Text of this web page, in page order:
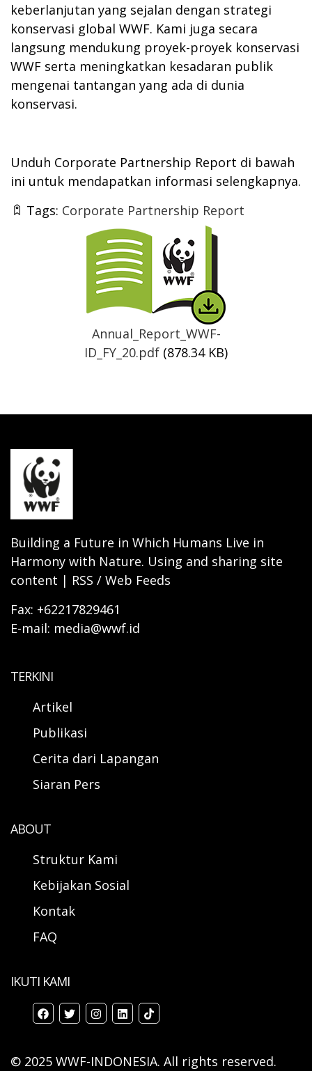
keberlanjutan yang sejalan dengan strategi
konservasi global WWF. Kami juga secara
langsung mendukung proyek-proyek konservasi
WWF serta meningkatkan kesadaran publik
mengenai tantangan yang ada di dunia
konservasi.
Unduh Corporate Partnership Report di bawah
ini untuk mendapatkan informasi selengkapnya.
Tags: Corporate Partnership Report
Thumbnail
Annual_Report_WWF-
ID_FY_20.pdf (878.34 KB)
Building a Future in Which Humans Live in
Harmony with Nature. Using and sharing site
content | RSS / Web Feeds
Fax: +62217829461
E-mail: media@wwf.id
TERKINI
Artikel
Publikasi
Cerita dari Lapangan
Siaran Pers
ABOUT
Struktur Kami
Kebijakan Sosial
Kontak
FAQ
IKUTI KAMI
© 2025 WWF-INDONESIA. All rights reserved.